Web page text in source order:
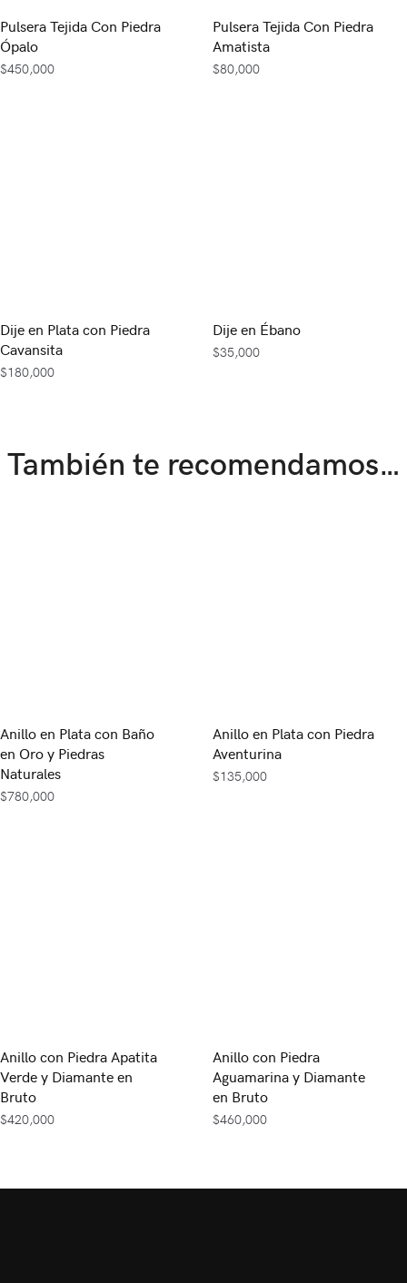
Pulsera Tejida Con Piedra
Ópalo
$450,000
Pulsera Tejida Con Piedra
Amatista
$80,000
Dije en Plata con Piedra
Cavansita
$180,000
Dije en Ébano
$35,000
También te recomendamos…
Anillo en Plata con Baño
en Oro y Piedras
Naturales
$780,000
Anillo en Plata con Piedra
Aventurina
$135,000
Anillo con Piedra Apatita
Verde y Diamante en
Bruto
$420,000
Anillo con Piedra
Aguamarina y Diamante
en Bruto
$460,000